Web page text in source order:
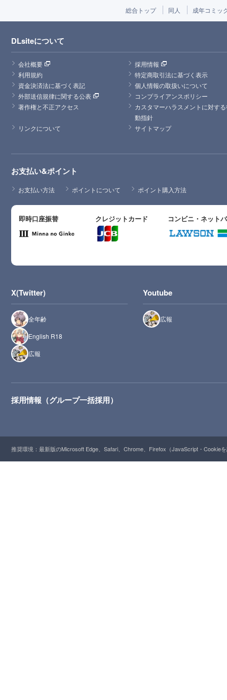
総合トップ 同人 成年コミッ
DLsiteについて
会社概要
採用情報
利用規約
特定商取引法に基づく表示
資金決済法に基づく表記
個人情報の取扱いについて
外部送信規律に関する公表
コンプライアンスポリシー
著作権と不正アクセス
カスタマーハラスメントに対す
動指針
リンクについて
サイトマップ
お支払い&ポイント
お支払い方法 ポイントについて ポイント購入方法
即時口座振替 クレジットカード コンビニ・ネット
X(Twitter)
全年齢
English R18
広報
Youtube
広報
採用情報（グループ一括採用）
推奨環境：最新版のMicrosoft Edge、Safari、Chrome、Firefox（JavaScript・Cookie